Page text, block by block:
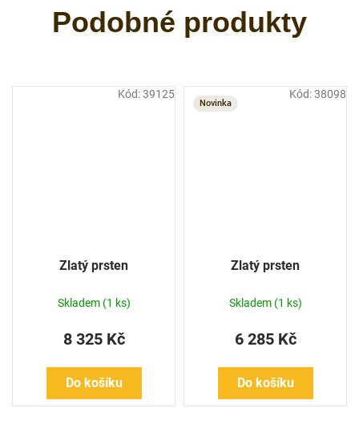
Zlatý prsten
Skladem (1 ks)
8 325 Kč
Do košíku
Kód:39125
Novinka
Zlatý prsten
Skladem (1 ks)
6 285 Kč
Do košíku
Kód:38098